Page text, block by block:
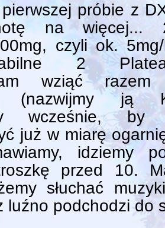
próbie z
na więcej...
czyli ok.
2
wziąć
(nazwijmy ją
wcześnie, by
już w miarę
idziemy
przed 10.
słuchać
luźno podchodzi do